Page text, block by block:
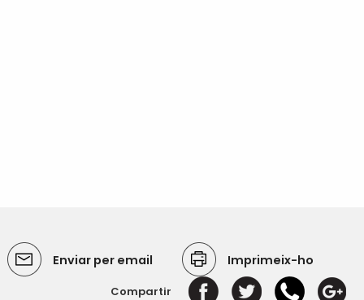
Enviar per email Imprimeix-ho
Compartir